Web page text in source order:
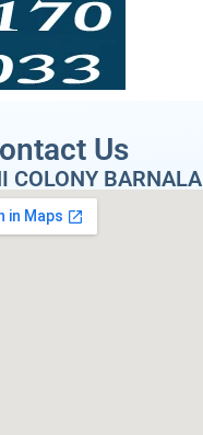
Us
COLONY BARNALA